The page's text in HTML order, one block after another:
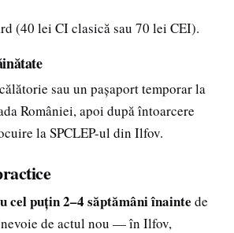
(40 lei CI clasică sau 70 lei CEI).
sau un pașaport temporar la
României, apoi după întoarcere
la SPCLEP-ul din Ilfov.
cel puțin 2–4 săptămâni înainte de
de actul nou — în Ilfov,